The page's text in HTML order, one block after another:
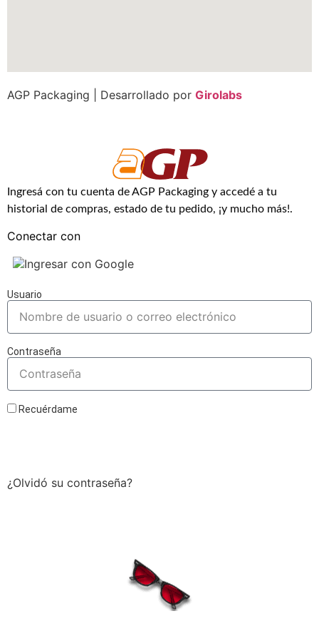
AGP Packaging | Desarrollado por Girolabs
Ingresá con tu cuenta de AGP Packaging y accedé a tu
historial de compras, estado de tu pedido, ¡y mucho más!.
Conectar con
Ingresar con Google
Usuario
Contraseña
Recuérdame
¿Olvidó su contraseña?